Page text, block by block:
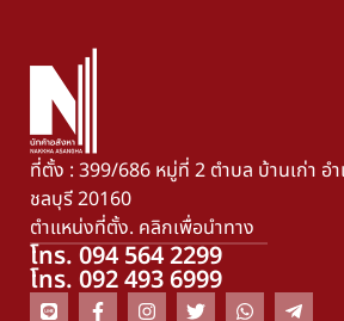
ที่ตั้ง : 399/686 หมู่ที่ 2 ตำบล บ้านเก่า อ
ชลบุรี 20160
ตำแหน่งที่ตั้ง. คลิกเพื่อนำทาง
โทร. 094 564 2299
โทร. 092 493 6999